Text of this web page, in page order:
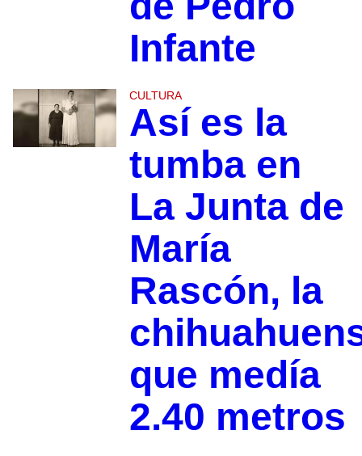
Infante
CULTURA
Así es la
tumba en
La Junta de
María
Rascón, la
que medía
2.40 metros